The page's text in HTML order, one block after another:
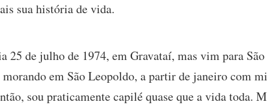
sua história de vida.
25 de julho de 1974, em Gravataí, mas vim para
em São Leopoldo, a partir de janeiro com
sou praticamente capilé quase que a vida toda.